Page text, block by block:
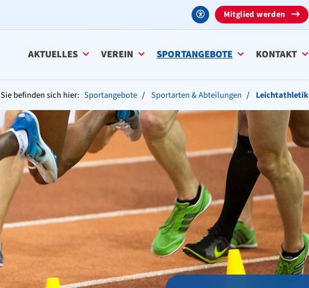
Mitglied werden
AKTUELLES VEREIN SPORTANGEBOTE KONTAKT
Sie befinden sich hier: Sportangebote Sportarten & Abteilungen Leichtathletik